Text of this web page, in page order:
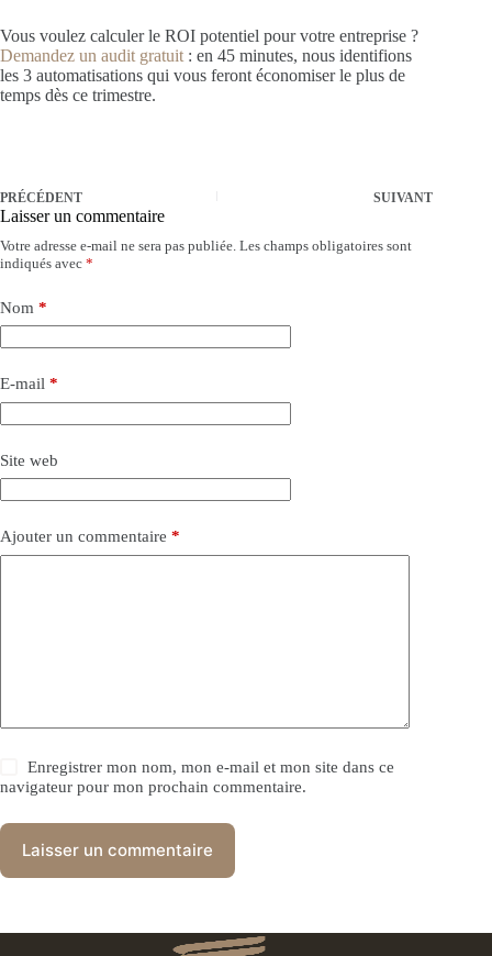
Vous voulez calculer le ROI potentiel pour votre entreprise ?
Demandez un audit gratuit : en 45 minutes, nous identifions
les 3 automatisations qui vous feront économiser le plus de
temps dès ce trimestre.
PRÉCÉDENT SUIVANT
Laisser un commentaire
Votre adresse e-mail ne sera pas publiée. Les champs obligatoires sont
indiqués avec *
Nom *
E-mail *
Site web
Ajouter un commentaire *
Enregistrer mon nom, mon e-mail et mon site dans ce
navigateur pour mon prochain commentaire.
Laisser un commentaire